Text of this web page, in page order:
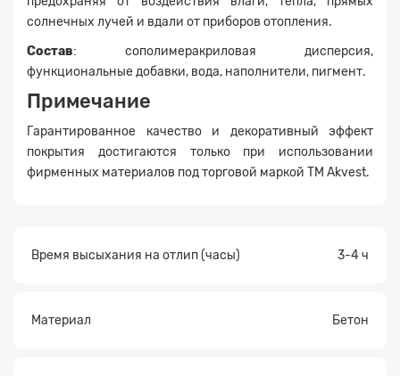
солнечных лучей и вдали от приборов отопления.
Состав: сополимеракриловая дисперсия,
функциональные добавки, вода, наполнители, пигмент.
Примечание
Гарантированное качество и декоративный эффект
покрытия достигаются только при использовании
фирменных материалов под торговой маркой TM Akvest.
Время высыхания на отлип (часы) 3-4 ч
Материал Бетон
Заявка на расчет